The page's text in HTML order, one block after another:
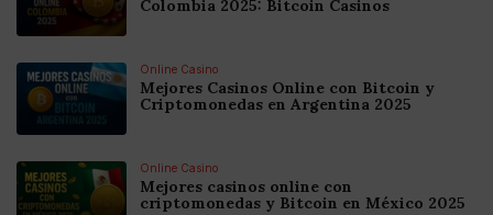
Colombia 2025: Bitcoin Casinos
Online Casino
Mejores Casinos Online con Bitcoin y
Criptomonedas en Argentina 2025
Online Casino
Mejores casinos online con
criptomonedas y Bitcoin en México 2025